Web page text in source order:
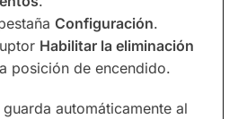
Configuración.
Habilitar la eliminación
posición de encendido.
automáticamente al